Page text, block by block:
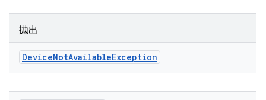
抛出
DeviceNotAvailableException